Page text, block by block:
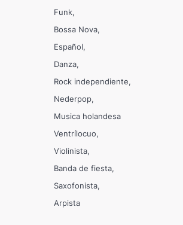
Funk
Bossa Nova
Español
Danza
Rock independiente
Nederpop
Musica holandesa
Ventrílocuo
Violinista
Banda de fiesta
Saxofonista
Arpista